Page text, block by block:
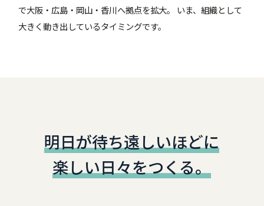
で大阪・広島・岡山・香川へ拠点を拡大。 いま、組織として
大きく動き出しているタイミングです。
明日が待ち遠しいほどに
楽しい日々をつくる。